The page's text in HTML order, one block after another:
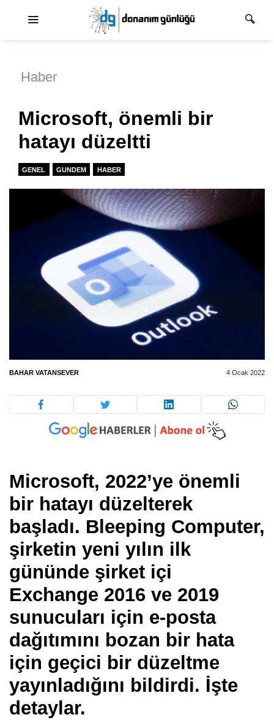
Haber
Microsoft, önemli bir
hatayı düzeltti
GENEL GUNDEM HABER
BAHAR VATANSEVER 4 Ocak 2022
Microsoft, 2022’ye önemli
bir hatayı düzelterek
başladı. Bleeping Computer,
şirketin yeni yılın ilk
gününde şirket içi
Exchange 2016 ve 2019
sunucuları için e-posta
dağıtımını bozan bir hata
için geçici bir düzeltme
yayınladığını bildirdi. İşte
detaylar.